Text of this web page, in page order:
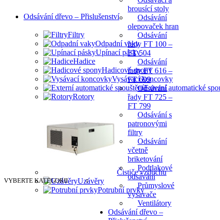
VYBERTE KATEGORII
brousící stoly
Odsávání
olepovaček hran
Odsávání
řady FT 100 –
FT 504
Odsávání
řady FT 616 –
FT 699
Odsávání
řady FT 725 –
FT 799
Odsávání s
patronovými
filtry
Odsávání
včetně
briketování
Podtlakové
odsávání
Průmyslové
vysavače
Ventilátory
Odsávání dřevo –
Odsávání dřevo – Přislušenství
Filtry
Odpadní vaky
Upínací pásky
Hadice
Hadicové spony
Vysávací koncovky
Externí automatické
Rotory
Čističe vzduchu
Uzávěry
Potrubní prvky